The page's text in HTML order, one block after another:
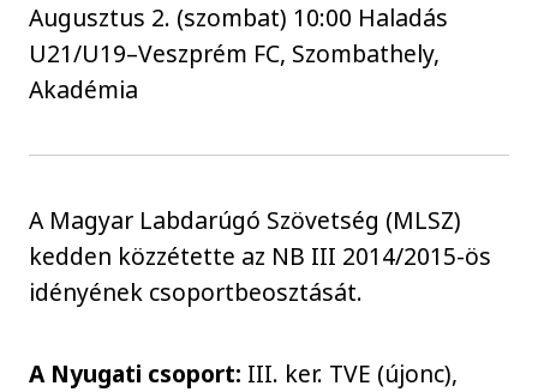
Augusztus 2. (szombat) 10:00 Haladás
U21/U19–Veszprém FC, Szombathely,
Akadémia
A Magyar Labdarúgó Szövetség (MLSZ)
kedden közzétette az NB III 2014/2015-ös
idényének csoportbeosztását.
A Nyugati csoport: III. ker. TVE (újonc),